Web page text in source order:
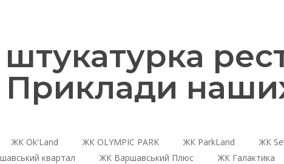
Приклади
ЖК Ok'Land ЖК OLYMPIC PARK ЖК ParkLand ЖК
квартал ЖК Варшавський Плюс ЖК Галактика